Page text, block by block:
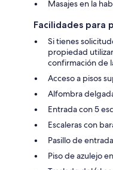
Masajes en la
Facilidades para
Si tienes
propiedad
confirmación de
Acceso a pisos
Alfombra
Entrada con 5
Escaleras con
Pasillo de
Piso de azulejo